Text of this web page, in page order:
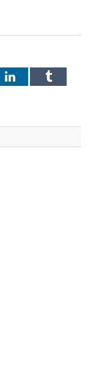
LinkedInTumblr